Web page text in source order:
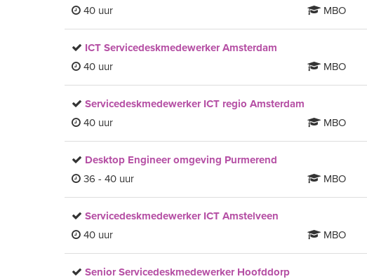
40 uur
MBO
ICT Servicedeskmedewerker Amsterdam
40 uur
MBO
Servicedeskmedewerker ICT regio Amsterdam
40 uur
MBO
Desktop Engineer omgeving Purmerend
36 - 40 uur
MBO
Servicedeskmedewerker ICT Amstelveen
40 uur
MBO
Senior Servicedeskmedewerker Hoofddorp